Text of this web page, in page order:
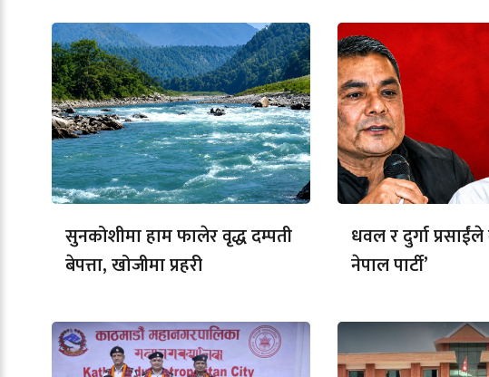
सुनकोशीमा हाम फालेर वृद्ध दम्पती
बेपत्ता, खोजीमा प्रहरी
धवल र दुर्गा
नेपाल पार्टी’